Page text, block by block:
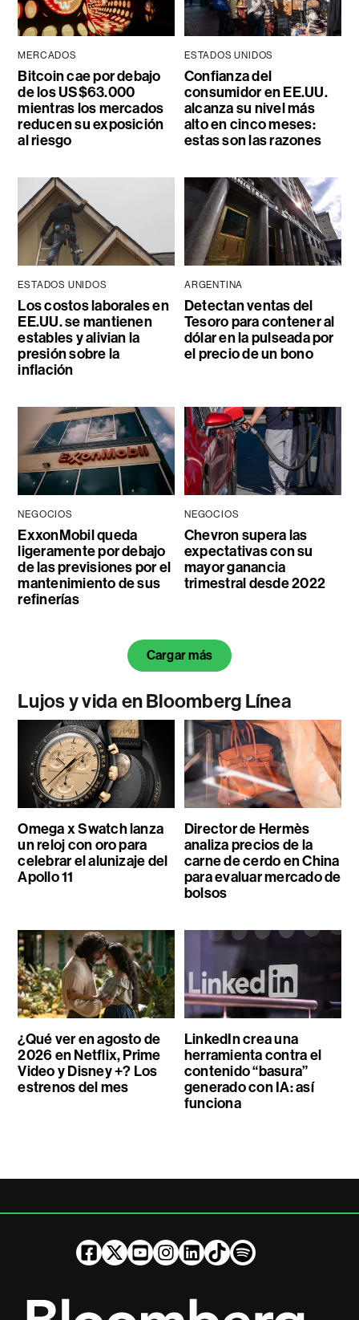
MERCADOS
Bitcoin cae por debajo
de los US$63.000
mientras los mercados
reducen su exposición
al riesgo
ESTADOS UNIDOS
Confianza del
consumidor en EE.UU.
alcanza su nivel más
alto en cinco meses:
estas son las razones
ESTADOS UNIDOS
Los costos laborales en
EE.UU. se mantienen
estables y alivian la
presión sobre la
inflación
ARGENTINA
Detectan ventas del
Tesoro para contener al
dólar en la pulseada por
el precio de un bono
NEGOCIOS
ExxonMobil queda
ligeramente por debajo
de las previsiones por el
mantenimiento de sus
refinerías
NEGOCIOS
Chevron supera las
expectativas con su
mayor ganancia
trimestral desde 2022
Cargar más
Lujos y vida en Bloomberg Línea
Omega x Swatch lanza
un reloj con oro para
celebrar el alunizaje del
Apollo 11
Director de Hermès
analiza precios de la
carne de cerdo en China
para evaluar mercado de
bolsos
¿Qué ver en agosto de
2026 en Netflix, Prime
Video y Disney +? Los
estrenos del mes
LinkedIn crea una
herramienta contra el
contenido “basura”
generado con IA: así
funciona